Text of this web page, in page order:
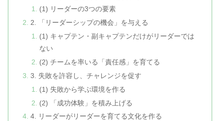
(1) リーダーの3つの要素
2. 「リーダーシップの機会」を与える
(1) キャプテン・副キャプテンだけがリーダーでは
ない
(2) チームを率いる「責任感」を育てる
3. 失敗を許容し、チャレンジを促す
(1) 失敗から学ぶ環境を作る
(2) 「成功体験」を積み上げる
4. リーダーがリーダーを育てる文化を作る